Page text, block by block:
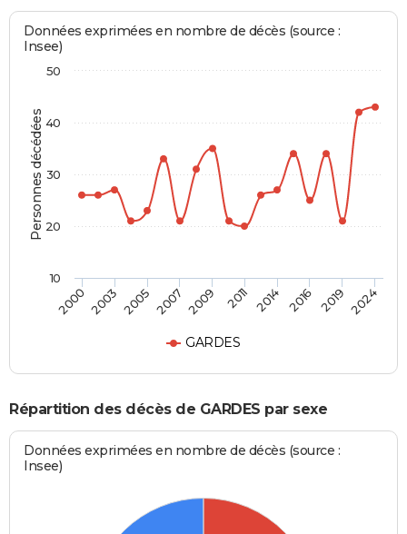
Personnes décédées
Données exprimées en nombre de décès (source :
Insee)
GARDES
2000 2003 2005 2007 2009 2011 2014 2016 2019 2024
20
30
40
10
50
Répartition des décès de GARDES par sexe
Données exprimées en nombre de décès (source :
Insee)